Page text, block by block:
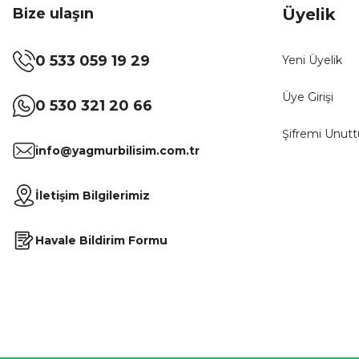
Bize ulaşın
0 533 059 19 29
0 530 321 20 66
info@yagmurbilisim.com.tr
İletişim Bilgilerimiz
Havale Bildirim Formu
Üyelik
Yeni Üyelik
Üye Girişi
Şifremi